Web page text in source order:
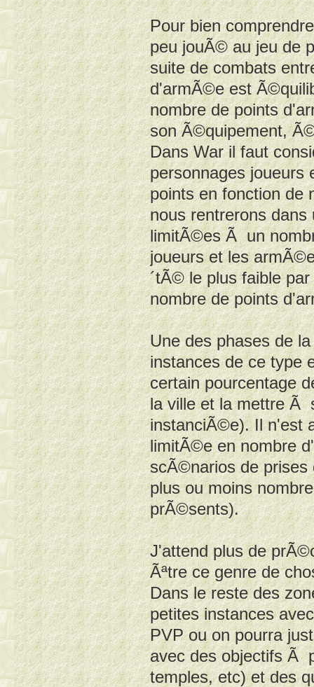
Pour bien
peu jouÃ© au jeu de
suite de combats
d'armÃ©e est
nombre de points
son Ã©quipement,
Dans War il faut
personnages joueurs
points en fonction de
nous rentrerons
limitÃ©es Ã un
joueurs et les
´tÃ© le plus faible
nombre de points
Une des phases de
instances de ce type
certain pourcentage
la ville et la mettre Ã
instanciÃ©e). Il n'est
limitÃ©e en nombre
scÃ©narios de prises
plus ou moins
prÃ©sents).
J'attend plus de
Ãªtre ce genre de
Dans le reste des
petites instances
PVP ou on pourra
avec des objectifs Ã
temples, etc) et des